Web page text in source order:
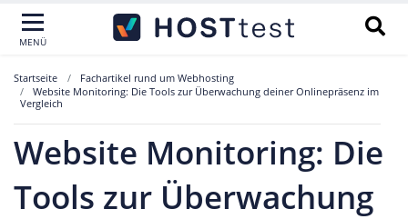
MENÜ
Startseite
Fachartikel rund um Webhosting
Website Monitoring: Die Tools zur Überwachung deiner Onlinepräsenz im
Vergleich
Website Monitoring: Die
Tools zur Überwachung